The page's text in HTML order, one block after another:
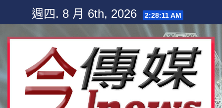
content
週四. 8 月 6th, 2026 2:28:12 AM